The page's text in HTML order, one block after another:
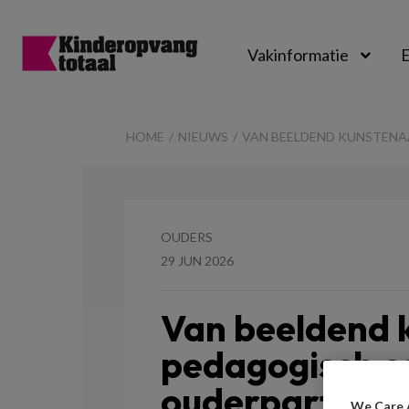
Vakinformatie
HOME NIEUWS VAN BEELDEND
OUDERS
29 JUN 2026
Van
pedagogisch
We Care